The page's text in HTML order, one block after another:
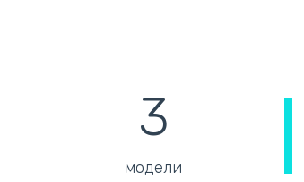
3
модели